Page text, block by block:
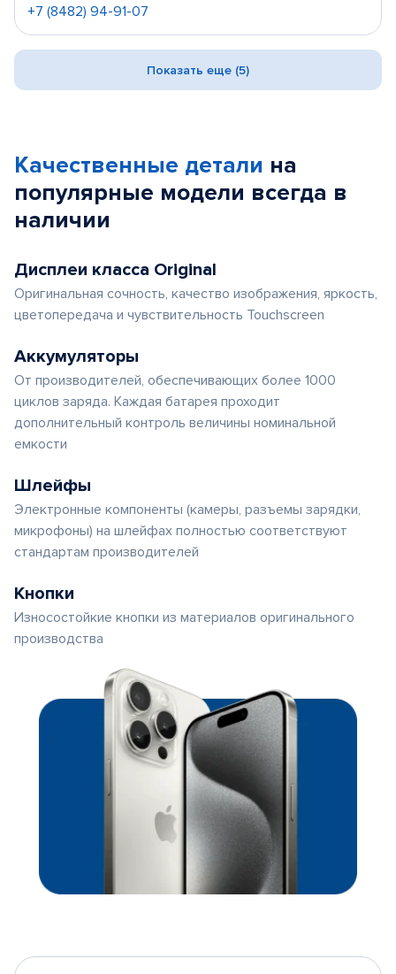
+7 (8482) 94-91-07
Показать еще (5)
Качественные детали на
популярные модели всегда в
наличии
Дисплеи класса Original
Оригинальная сочность, качество изображения, яркость,
цветопередача и чувствительность Touchscreen
Аккумуляторы
От производителей, обеспечивающих более 1000
циклов заряда. Каждая батарея проходит
дополнительный контроль величины номинальной
емкости
Шлейфы
Электронные компоненты (камеры, разъемы зарядки,
микрофоны) на шлейфах полностью соответствуют
стандартам производителей
Кнопки
Износостойкие кнопки из материалов оригинального
производства